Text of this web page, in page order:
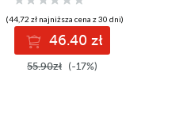
(44,72 zł najniższa cena z 30 dni)
46.40 zł
55.90zł (-17%)